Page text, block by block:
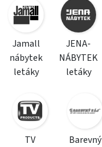
Jamall
nábytek
letáky
JENA-
NÁBYTEK
letáky
TV
Barevný